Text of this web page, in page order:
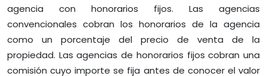
agencia con honorarios fijos. Las agencias
convencionales cobran los honorarios de la agencia
como un porcentaje del precio de venta de la
propiedad. Las agencias de honorarios fijos cobran una
comisión cuyo importe se fija antes de conocer el valor